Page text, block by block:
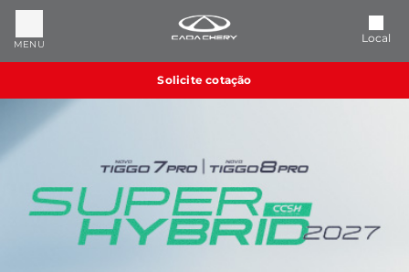
MENU Local
Solicite cotação